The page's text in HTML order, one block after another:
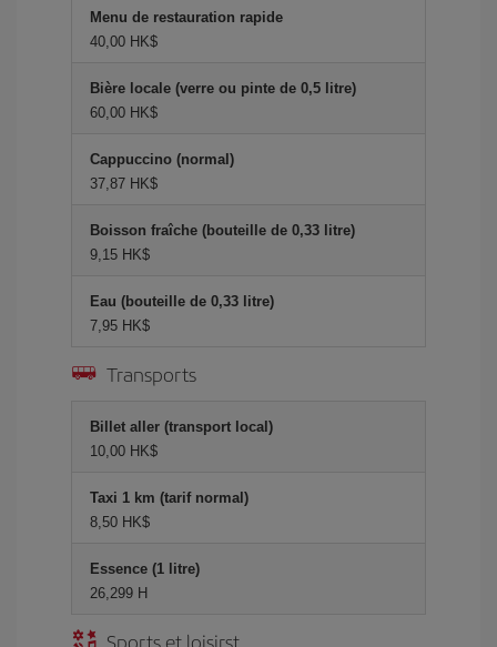
Menu de restauration rapide
40,00 HK$
Bière locale (verre ou pinte de 0,5 litre)
60,00 HK$
Cappuccino (normal)
37,87 HK$
Boisson fraîche (bouteille de 0,33 litre)
9,15 HK$
Eau (bouteille de 0,33 litre)
7,95 HK$
Transports
Billet aller (transport local)
10,00 HK$
Taxi 1 km (tarif normal)
8,50 HK$
Essence (1 litre)
26,299 H
Sports et loisirst